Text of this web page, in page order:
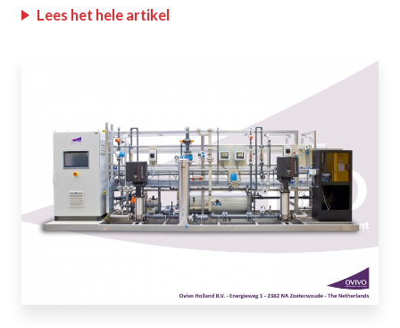
Lees het hele artikel